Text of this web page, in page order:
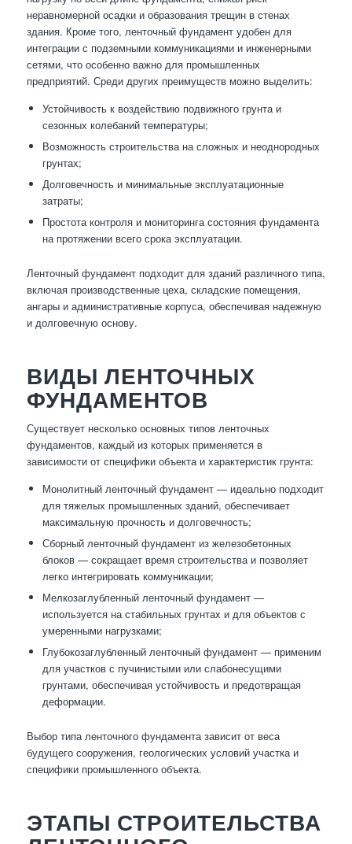
неравномерной осадки и образования трещин в стенах
здания. Кроме того, ленточный фундамент удобен для
интеграции с подземными коммуникациями и инженерными
сетями, что особенно важно для промышленных
предприятий. Среди других преимуществ можно выделить:
Устойчивость к воздействию подвижного грунта и
сезонных колебаний температуры;
Возможность строительства на сложных и неоднородных
грунтах;
Долговечность и минимальные эксплуатационные
затраты;
Простота контроля и мониторинга состояния фундамента
на протяжении всего срока эксплуатации.
Ленточный фундамент подходит для зданий различного типа,
включая производственные цеха, складские помещения,
ангары и административные корпуса, обеспечивая надежную
и долговечную основу.
ВИДЫ ЛЕНТОЧНЫХ
ФУНДАМЕНТОВ
Существует несколько основных типов ленточных
фундаментов, каждый из которых применяется в
зависимости от специфики объекта и характеристик грунта:
Монолитный ленточный фундамент — идеально подходит
для тяжелых промышленных зданий, обеспечивает
максимальную прочность и долговечность;
Сборный ленточный фундамент из железобетонных
блоков — сокращает время строительства и позволяет
легко интегрировать коммуникации;
Мелкозаглубленный ленточный фундамент —
используется на стабильных грунтах и для объектов с
умеренными нагрузками;
Глубокозаглубленный ленточный фундамент — применим
для участков с пучинистыми или слабонесущими
грунтами, обеспечивая устойчивость и предотвращая
деформации.
Выбор типа ленточного фундамента зависит от веса
будущего сооружения, геологических условий участка и
специфики промышленного объекта.
ЭТАПЫ СТРОИТЕЛЬСТВА